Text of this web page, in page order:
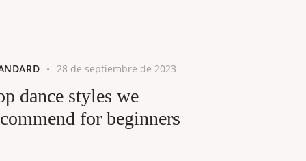
28 de septiembre de 2023
dance styles we
for beginners